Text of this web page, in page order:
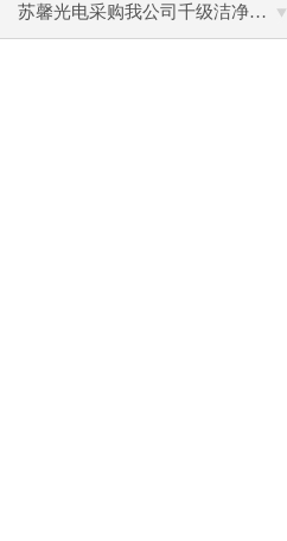
苏馨光电采购我公司千级洁净棚普通工作台一批（7月07日）已顺利交货